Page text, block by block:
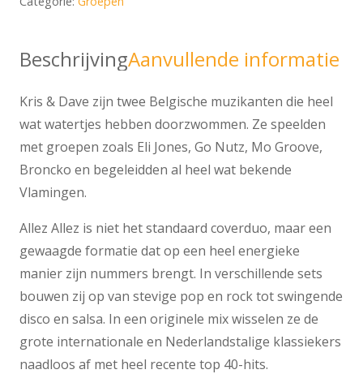
BeschrijvingAanvullende informatie
Kris & Dave zijn twee Belgische muzikanten die heel
wat watertjes hebben doorzwommen. Ze speelden
met groepen zoals Eli Jones, Go Nutz, Mo Groove,
Broncko en begeleidden al heel wat bekende
Vlamingen.
Allez Allez is niet het standaard coverduo, maar een
gewaagde formatie dat op een heel energieke
manier zijn nummers brengt. In verschillende sets
bouwen zij op van stevige pop en rock tot swingende
disco en salsa. In een originele mix wisselen ze de
grote internationale en Nederlandstalige klassiekers
naadloos af met heel recente top 40-hits.